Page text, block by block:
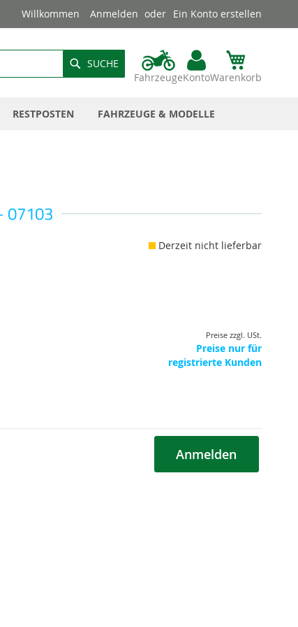
Willkommen Anmelden Ein Konto erstellen
FahrzeugeKontoWarenkorb
SUCHE
RESTPOSTEN FAHRZEUGE & MODELLE
07103
Derzeit nicht lieferbar
Preise zzgl. USt.
Preise nur für
registrierte Kunden
Anmelden